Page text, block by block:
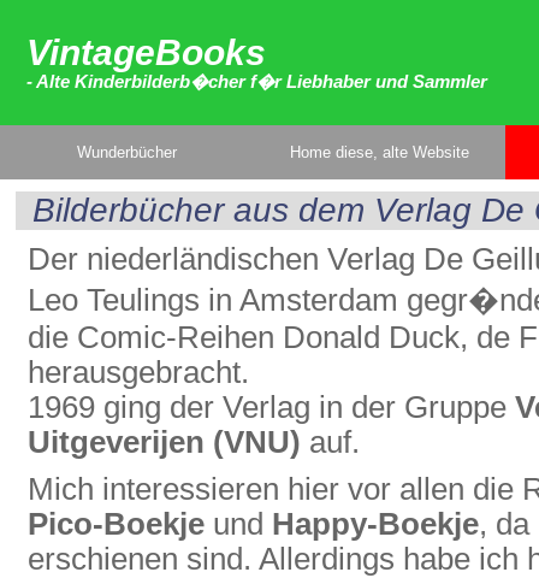
VintageBooks
- Alte Kinderbilderb�cher f�r Liebhaber und Sammler
Wunderbücher Home diese, alte Website
Bilderbücher aus dem Verlag De
Der niederländischen Verlag De
Leo Teulings in Amsterdam
die Comic-Reihen Donald Duck, de
herausgebracht.
1969 ging der Verlag in der Gruppe
Uitgeverijen (VNU) auf.
Mich interessieren hier vor allen die
Pico-Boekje und Happy-Boekje, da
erschienen sind. Allerdings habe ich